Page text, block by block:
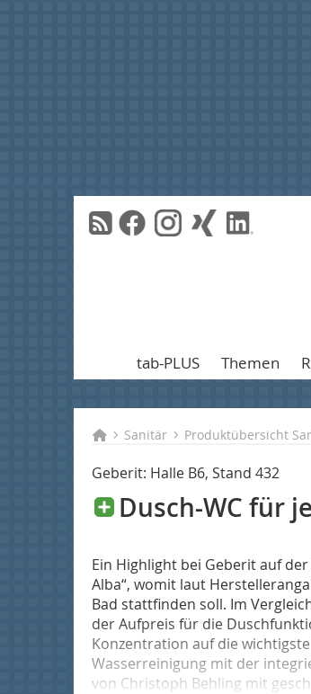
tab-PLUS Themen
Sanitär Produktübersicht
Geberit: Halle B6, Stand 432
Dusch-WC für
Ein Highlight bei Geberit auf der
Alba“, womit laut
Bad stattfinden soll. Im
der Aufpreis für die
Konzentration auf die
Wasserreinigung mit der
von Christoph Behling mit